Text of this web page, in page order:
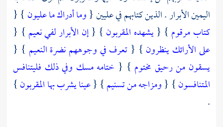
اليمين الأبرار . الذين كتابهم في عليين {وما أدراك ما عليون } {
كتاب مرقوم } {يشهده المقربون } {إن الأبرار لفي نعيم } {
على الأرائك ينظرون } { تعرف في وجوههم نضرة النعيم } {
يسقون من رحيق مختوم } { ختامه مسك وفي ذلك فليتنافس
المتنافسون} {ومزاجه من تسنيم} {عينا يشرب بها المقربون}
.